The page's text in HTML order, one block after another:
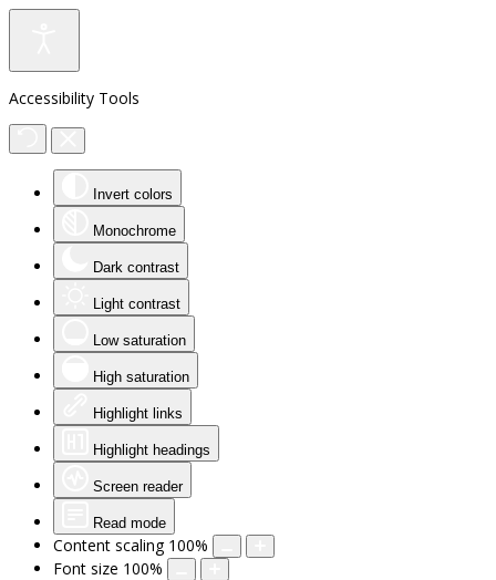
Accessibility Tools
Invert colors
Monochrome
Dark contrast
Light contrast
Low saturation
High saturation
Highlight links
Highlight headings
Screen reader
Read mode
Content scaling 100%
Font size 100%